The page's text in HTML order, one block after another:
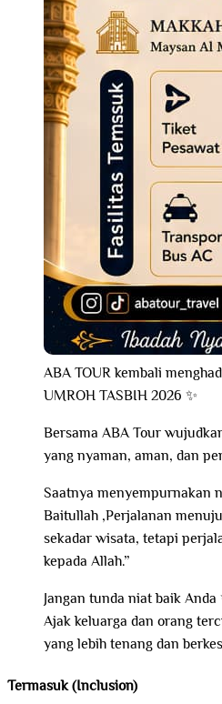
ABA TOUR kembali
UMROH TASBIH 2026 ✨
Bersama ABA Tour
yang nyaman, aman, dan
Saatnya menyempurnakan
Baitullah ,Perjalanan
sekadar wisata, tetapi
kepada Allah.”
Jangan tunda niat baik Anda
Ajak keluarga dan orang
yang lebih tenang dan
Termasuk (Inclusion)